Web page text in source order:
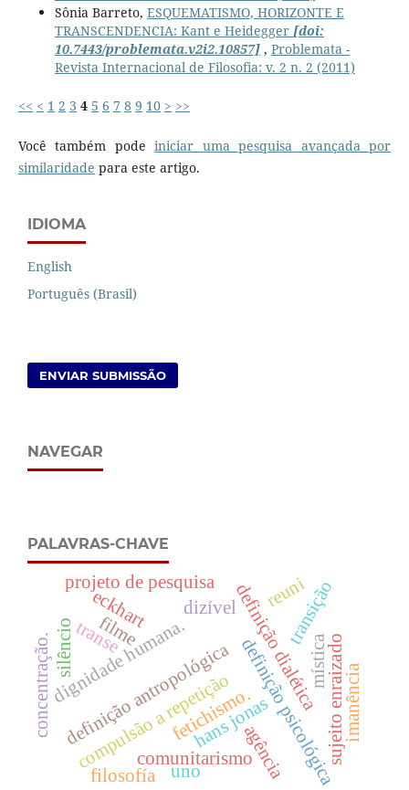
Sônia Barreto, ESQUEMATISMO, HORIZONTE E
TRANSCENDENCIA: Kant e Heidegger [doi:
10.7443/problemata.v2i2.10857], Problemata -
Revista Internacional de Filosofia: v. 2 n. 2 (2011)
<< < 1 2 3 4 5 6 7 8 9 10 > >>
Você também podeiniciar uma pesquisa avançada por
similaridade para este artigo.
IDIOMA
English
Português (Brasil)
ENVIAR SUBMISSÃO
NAVEGAR
PALAVRAS-CHAVE
hans jonas
dignidade humana. definição psicológica
definição dialética
definição antropológica
concentração. transe
compulsão a repetição
filme
sujeito enraizado
agência
comunitarismo
fetichismo.
uno
silêncio mística
eckhart dizível transição
imanência
filosofía
projeto de pesquisa reuni